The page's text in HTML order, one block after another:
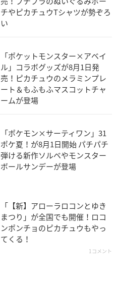
チやピカチュウTシャツが勢ぞろ
い
「ポケットモンスター×アベイ
ル」コラボグッズが8月1日発
売！ピカチュウのメラミンプレ
ート＆もふもふマスコットチャ
ームが登場
「ポケモン×サーティワン」31
ポケ夏！が8月1日開始 パチパチ
弾ける新作ソルベやモンスター
ボールサンデーが登場
「【新】アローラロコンとゆき
まつり」が全国でも開催！ロコ
ンポンチョのピカチュウもやっ
てくる！
1コメント